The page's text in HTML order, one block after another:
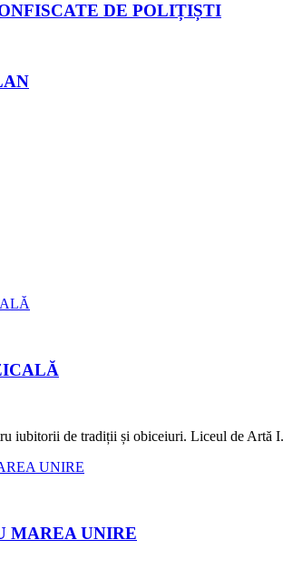
DE POLIȚIȘTI
iubitorii de tradiții și obiceiuri. Liceul de Artă I.
MAREA UNIRE